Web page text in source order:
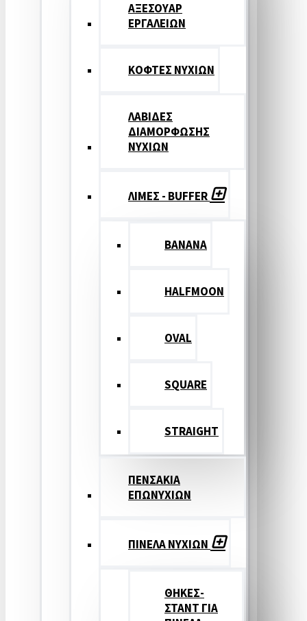
ΑΞΕΣΟΥΑΡ
ΕΡΓΑΛΕΙΩΝ
ΚΟΦΤΕΣ ΝΥΧΙΩΝ
ΛΑΒΙΔΕΣ
ΔΙΑΜΟΡΦΩΣΗΣ
ΝΥΧΙΩΝ
ΛΙΜΕΣ - BUFFER
BANANA
HALFMOON
OVAL
SQUARE
STRAIGHT
ΠΕΝΣΑΚΙΑ
ΕΠΩΝΥΧΙΩΝ
ΠΙΝΕΛΑ ΝΥΧΙΩΝ
ΘΗΚΕΣ-
ΣΤΑΝΤ ΓΙΑ